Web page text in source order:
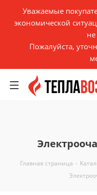
Уважаемые
экономической
Пожалуйста,
Главная страница -